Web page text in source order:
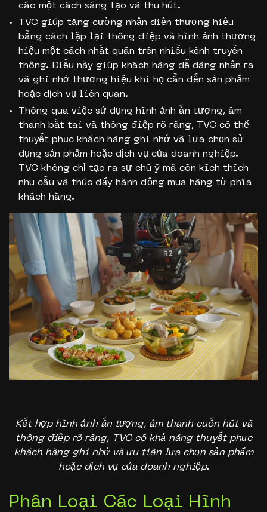
cáo một cách sáng tạo và thu hút.
TVC giúp tăng cường nhận diện thương hiệu
bằng cách lặp lại thông điệp và hình ảnh thương
hiệu một cách nhất quán trên nhiều kênh truyền
thông. Điều này giúp khách hàng dễ dàng nhận ra
và ghi nhớ thương hiệu khi họ cần đến sản phẩm
hoặc dịch vụ liên quan.
Thông qua việc sử dụng hình ảnh ấn tượng, âm
thanh bắt tai và thông điệp rõ ràng, TVC có thể
thuyết phục khách hàng ghi nhớ và lựa chọn sử
dụng sản phẩm hoặc dịch vụ của doanh nghiệp.
TVC không chỉ tạo ra sự chú ý mà còn kích thích
nhu cầu và thúc đẩy hành động mua hàng từ phía
khách hàng.
Kết hợp hình ảnh ấn tượng, âm thanh cuốn hút và
thông điệp rõ ràng, TVC có khả năng thuyết phục
khách hàng ghi nhớ và ưu tiên lựa chọn sản phẩm
hoặc dịch vụ của doanh nghiệp.
Phân Loại Các Loại Hình